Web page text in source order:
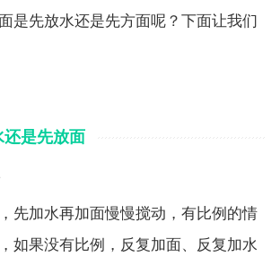
是先放水还是先方面呢？下面让我们
是先放面
先加水再加面慢慢搅动，有比例的情
如果没有比例，反复加面、反复加水